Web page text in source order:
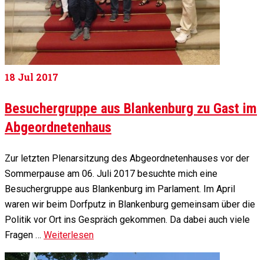
18 Jul 2017
Besuchergruppe aus Blankenburg zu Gast im
Abgeordnetenhaus
Zur letzten Plenarsitzung des Abgeordnetenhauses vor der
Sommerpause am 06. Juli 2017 besuchte mich eine
Besuchergruppe aus Blankenburg im Parlament. Im April
waren wir beim Dorfputz in Blankenburg gemeinsam über die
Politik vor Ort ins Gespräch gekommen. Da dabei auch viele
Fragen … Weiterlesen